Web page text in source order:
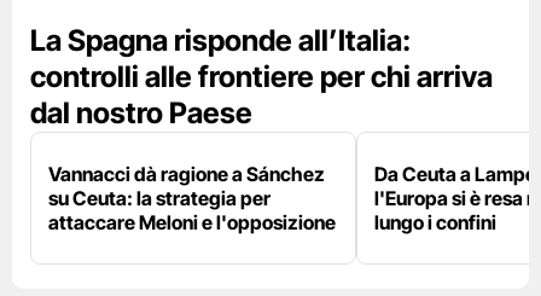
La Spagna risponde all’Italia:
controlli alle frontiere per chi arriva
dal nostro Paese
Vannacci dà ragione a Sánchez
su Ceuta: la strategia per
attaccare Meloni e l'opposizione
Da Ceuta a
l'Europa si è resa
lungo i confini